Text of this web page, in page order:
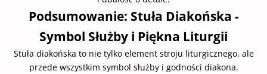
Podsumowanie: Stuła Diakońska -
Symbol Służby i Piękna Liturgii
Stuła diakońska to nie tylko element stroju liturgicznego, ale
przede wszystkim symbol służby i godności diakona.